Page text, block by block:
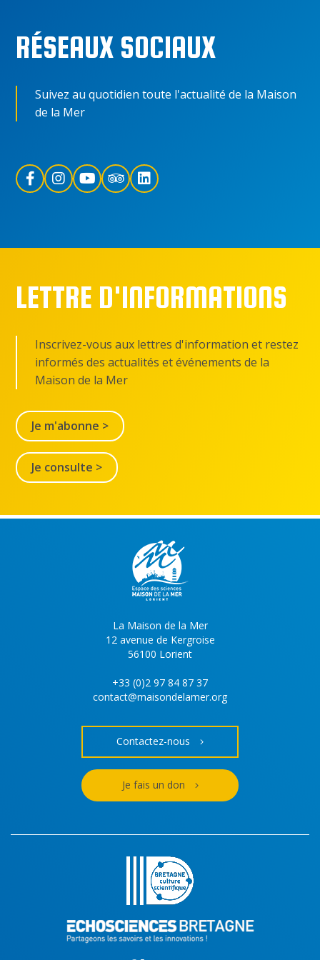
RÉSEAUX SOCIAUX
Suivez au quotidien toute l'actualité de la Maison
de la Mer
LETTRE D'INFORMATIONS
Inscrivez-vous aux lettres d'information et restez
informés des actualités et événements de la
Maison de la Mer
Je m'abonne >
Je consulte >
La Maison de la Mer
12 avenue de Kergroise
56100 Lorient
+33 (0)2 97 84 87 37
contact@maisondelamer.org
Contactez-nous
Je fais un don